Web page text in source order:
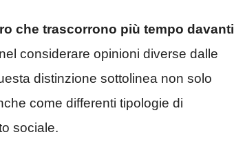
che trascorrono più tempo davanti
nel considerare opinioni diverse dalle
distinzione sottolinea non solo
come differenti tipologie di
sociale.